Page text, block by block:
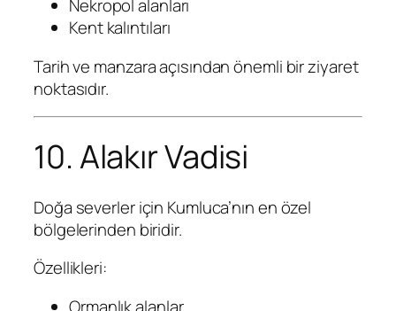
Nekropol alanları
Kent kalıntıları
Tarih ve manzara açısından önemli bir ziyaret
noktasıdır.
10. Alakır Vadisi
Doğa severler için Kumluca’nın en özel
bölgelerinden biridir.
Özellikleri:
Ormanlık alanlar